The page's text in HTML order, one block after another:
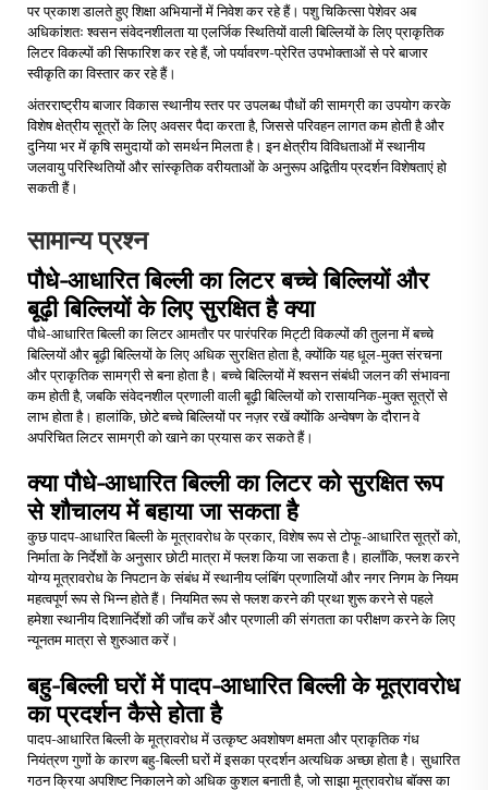
पर प्रकाश डालते हुए शिक्षा अभियानों में निवेश कर रहे हैं। पशु चिकित्सा पेशेवर अब
अधिकांशतः श्वसन संवेदनशीलता या एलर्जिक स्थितियों वाली बिल्लियों के लिए प्राकृतिक
लिटर विकल्पों की सिफारिश कर रहे हैं, जो पर्यावरण-प्रेरित उपभोक्ताओं से परे बाजार
स्वीकृति का विस्तार कर रहे हैं।
अंतरराष्ट्रीय बाजार विकास स्थानीय स्तर पर उपलब्ध पौधों की सामग्री का उपयोग करके
विशेष क्षेत्रीय सूत्रों के लिए अवसर पैदा करता है, जिससे परिवहन लागत कम होती है और
दुनिया भर में कृषि समुदायों को समर्थन मिलता है। इन क्षेत्रीय विविधताओं में स्थानीय
जलवायु परिस्थितियों और सांस्कृतिक वरीयताओं के अनुरूप अद्वितीय प्रदर्शन विशेषताएं हो
सकती हैं।
सामान्य प्रश्न
पौधे-आधारित बिल्ली का लिटर बच्चे बिल्लियों और
बूढ़ी बिल्लियों के लिए सुरक्षित है क्या
पौधे-आधारित बिल्ली का लिटर आमतौर पर पारंपरिक मिट्टी विकल्पों की तुलना में बच्चे
बिल्लियों और बूढ़ी बिल्लियों के लिए अधिक सुरक्षित होता है, क्योंकि यह धूल-मुक्त संरचना
और प्राकृतिक सामग्री से बना होता है। बच्चे बिल्लियों में श्वसन संबंधी जलन की संभावना
कम होती है, जबकि संवेदनशील प्रणाली वाली बूढ़ी बिल्लियों को रासायनिक-मुक्त सूत्रों से
लाभ होता है। हालांकि, छोटे बच्चे बिल्लियों पर नज़र रखें क्योंकि अन्वेषण के दौरान वे
अपरिचित लिटर सामग्री को खाने का प्रयास कर सकते हैं।
क्या पौधे-आधारित बिल्ली का लिटर को सुरक्षित रूप
से शौचालय में बहाया जा सकता है
कुछ पादप-आधारित बिल्ली के मूत्रावरोध के प्रकार, विशेष रूप से टोफू-आधारित सूत्रों को,
निर्माता के निर्देशों के अनुसार छोटी मात्रा में फ्लश किया जा सकता है। हालाँकि, फ्लश करने
योग्य मूत्रावरोध के निपटान के संबंध में स्थानीय प्लंबिंग प्रणालियों और नगर निगम के नियम
महत्वपूर्ण रूप से भिन्न होते हैं। नियमित रूप से फ्लश करने की प्रथा शुरू करने से पहले
हमेशा स्थानीय दिशानिर्देशों की जाँच करें और प्रणाली की संगतता का परीक्षण करने के लिए
न्यूनतम मात्रा से शुरुआत करें।
बहु-बिल्ली घरों में पादप-आधारित बिल्ली के मूत्रावरोध
का प्रदर्शन कैसे होता है
पादप-आधारित बिल्ली के मूत्रावरोध में उत्कृष्ट अवशोषण क्षमता और प्राकृतिक गंध
नियंत्रण गुणों के कारण बहु-बिल्ली घरों में इसका प्रदर्शन अत्यधिक अच्छा होता है। सुधारित
गठन क्रिया अपशिष्ट निकालने को अधिक कुशल बनाती है, जो साझा मूत्रावरोध बॉक्स का